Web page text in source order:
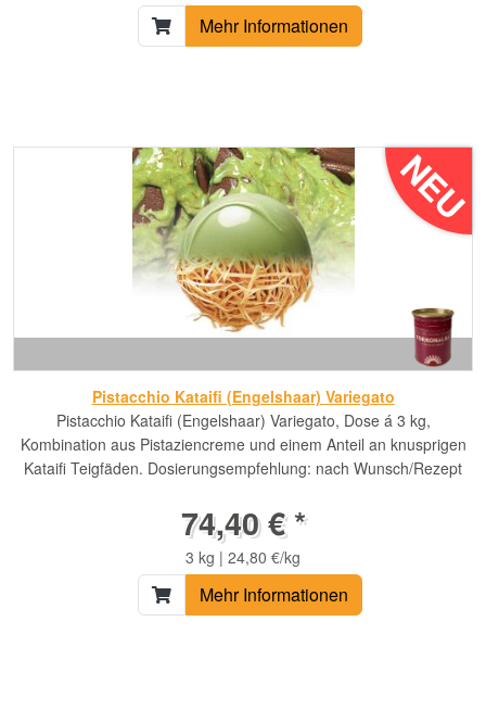
Mehr Informationen
NEU
Pistacchio Kataifi (Engelshaar) Variegato
Pistacchio Kataifi (Engelshaar) Variegato, Dose á 3 kg,
Kombination aus Pistaziencreme und einem Anteil an knusprigen
Kataifi Teigfäden. Dosierungsempfehlung: nach Wunsch/Rezept
74,40 € *
3 kg | 24,80 €/kg
Mehr Informationen